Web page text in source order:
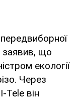
заявив, що
екології
Через
Tele він